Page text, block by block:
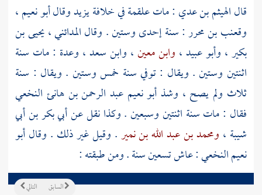
قالالهيثم بن عدي : ماتعلقمةفي خلافةيزيدوقالأبو نعيم،
وقعنب بن محرر: سنة إحدى وستين . وقالالمدائني،يحيى بن
بكير، وأبو عبيد، وابن معين، وابن سعد، وعدة : مات سنة
اثنتين وستين . ويقال : توفي سنة خمس وستين . ويقال : سنة
ثلاث ولم يصح ، وشذأبو نعيم عبد الرحمن بن هانئ النخعي
فقال : مات سنة اثنتين وسبعين . وكذا نقل عنأبي بكر بن أبي
شيبة ، ومحمد بن عبد الله بن نمير. وقيل غير ذلك . وقالأبو
نعيم النخعي: عاش تسعين سنة . ومن طبقته :
التالي السابق